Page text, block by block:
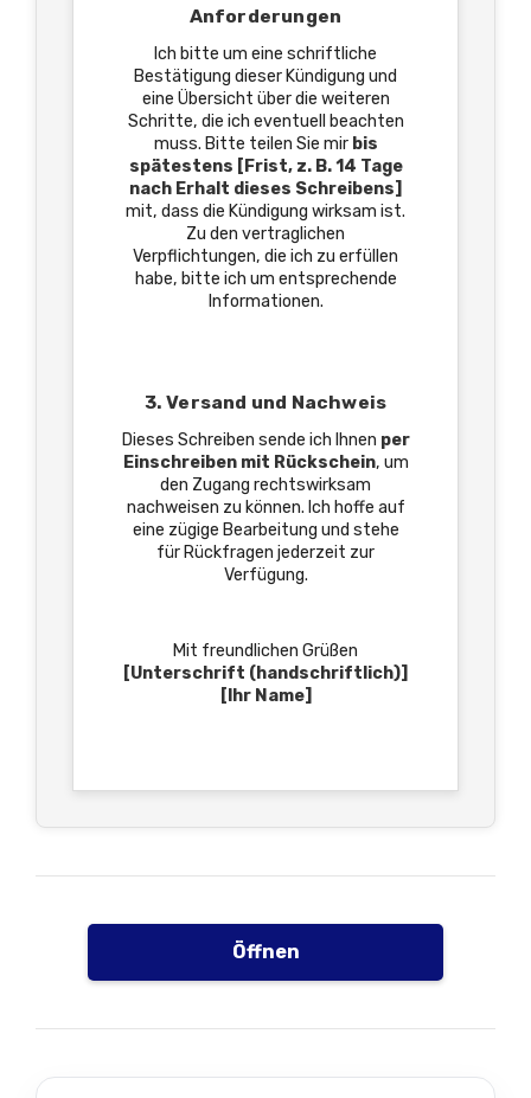
Anforderungen
Ich bitte um eine schriftliche
Bestätigung dieser Kündigung und
eine Übersicht über die weiteren
Schritte, die ich eventuell beachten
muss. Bitte teilen Sie mir bis
spätestens [Frist, z. B. 14 Tage
nach Erhalt dieses Schreibens]
mit, dass die Kündigung wirksam ist.
Zu den vertraglichen
Verpflichtungen, die ich zu erfüllen
habe, bitte ich um entsprechende
Informationen.
3. Versand und Nachweis
Dieses Schreiben sende ich Ihnen per
Einschreiben mit Rückschein, um
den Zugang rechtswirksam
nachweisen zu können. Ich hoffe auf
eine zügige Bearbeitung und stehe
für Rückfragen jederzeit zur
Verfügung.
Mit freundlichen Grüßen
[Unterschrift (handschriftlich)]
[Ihr Name]
Öffnen